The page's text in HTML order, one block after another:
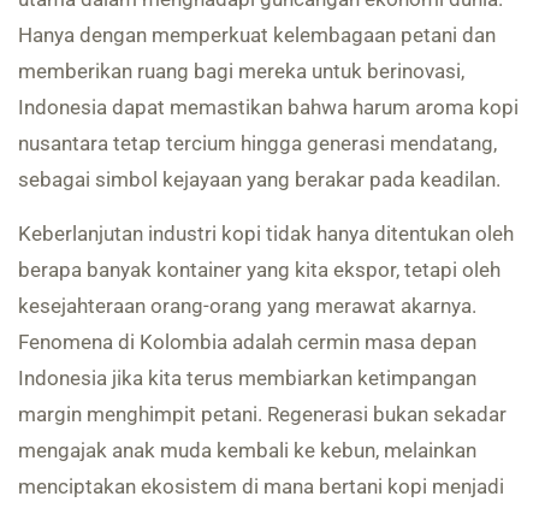
Hanya dengan memperkuat kelembagaan petani dan
memberikan ruang bagi mereka untuk berinovasi,
Indonesia dapat memastikan bahwa harum aroma kopi
nusantara tetap tercium hingga generasi mendatang,
sebagai simbol kejayaan yang berakar pada keadilan.
Keberlanjutan industri kopi tidak hanya ditentukan oleh
berapa banyak kontainer yang kita ekspor, tetapi oleh
kesejahteraan orang-orang yang merawat akarnya.
Fenomena di Kolombia adalah cermin masa depan
Indonesia jika kita terus membiarkan ketimpangan
margin menghimpit petani. Regenerasi bukan sekadar
mengajak anak muda kembali ke kebun, melainkan
menciptakan ekosistem di mana bertani kopi menjadi